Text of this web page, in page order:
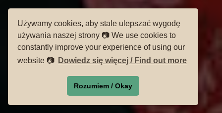
Używamy cookies, aby stale ulepszać wygodę
używania naszej strony 📷 We use cookies to
constantly improve your experience of using our
website 📷 Dowiedz się więcej / Find out more
Rozumiem / Okay